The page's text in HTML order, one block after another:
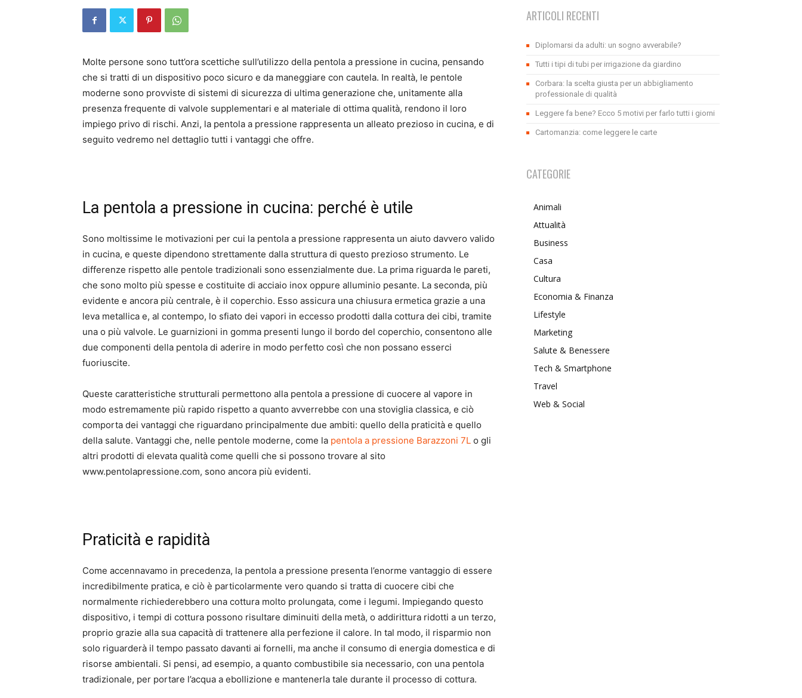
Molte persone sono tutt’ora scettiche sull’utilizzo della pentola a pressione in cucina, pensando
che si tratti di un dispositivo poco sicuro e da maneggiare con cautela. In realtà, le pentole
moderne sono provviste di sistemi di sicurezza di ultima generazione che, unitamente alla
presenza frequente di valvole supplementari e al materiale di ottima qualità, rendono il loro
impiego privo di rischi. Anzi, la pentola a pressione rappresenta un alleato prezioso in cucina, e di
seguito vedremo nel dettaglio tutti i vantaggi che offre.
La pentola a pressione in cucina: perché è utile
Sono moltissime le motivazioni per cui la pentola a pressione rappresenta un aiuto davvero valido
in cucina, e queste dipendono strettamente dalla struttura di questo prezioso strumento. Le
differenze rispetto alle pentole tradizionali sono essenzialmente due. La prima riguarda le pareti,
che sono molto più spesse e costituite di acciaio inox oppure alluminio pesante. La seconda, più
evidente e ancora più centrale, è il coperchio. Esso assicura una chiusura ermetica grazie a una
leva metallica e, al contempo, lo sfiato dei vapori in eccesso prodotti dalla cottura dei cibi, tramite
una o più valvole. Le guarnizioni in gomma presenti lungo il bordo del coperchio, consentono alle
due componenti della pentola di aderire in modo perfetto così che non possano esserci
fuoriuscite.
Queste caratteristiche strutturali permettono alla pentola a pressione di cuocere al vapore in
modo estremamente più rapido rispetto a quanto avverrebbe con una stoviglia classica, e ciò
comporta dei vantaggi che riguardano principalmente due ambiti: quello della praticità e quello
della salute. Vantaggi che, nelle pentole moderne, come la pentola a pressione Barazzoni 7L o gli
altri prodotti di elevata qualità come quelli che si possono trovare al sito
www.pentolapressione.com, sono ancora più evidenti.
Praticità e rapidità
Come accennavamo in precedenza, la pentola a pressione presenta l’enorme vantaggio di essere
incredibilmente pratica, e ciò è particolarmente vero quando si tratta di cuocere cibi che
normalmente richiederebbero una cottura molto prolungata, come i legumi. Impiegando questo
dispositivo, i tempi di cottura possono risultare diminuiti della metà, o addirittura ridotti a un terzo,
proprio grazie alla sua capacità di trattenere alla perfezione il calore. In tal modo, il risparmio non
solo riguarderà il tempo passato davanti ai fornelli, ma anche il consumo di energia domestica e di
risorse ambientali. Si pensi, ad esempio, a quanto combustibile sia necessario, con una pentola
tradizionale, per portare l’acqua a ebollizione e mantenerla tale durante il processo di cottura.
ARTICOLI RECENTI
Diplomarsi da adulti: un sogno avverabile?
Tutti i tipi di tubi per irrigazione da giardino
Corbara: la scelta giusta per un abbigliamento
professionale di qualità
Leggere fa bene? Ecco 5 motivi per farlo tutti i giorni
Cartomanzia: come leggere le carte
CATEGORIE
Animali
Attualità
Business
Casa
Cultura
Economia & Finanza
Lifestyle
Marketing
Salute & Benessere
Tech & Smartphone
Travel
Web & Social